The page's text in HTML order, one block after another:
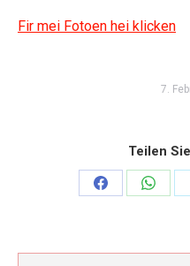
Fir mei Fotoen hei klicken
7.
Teilen
Share
Share